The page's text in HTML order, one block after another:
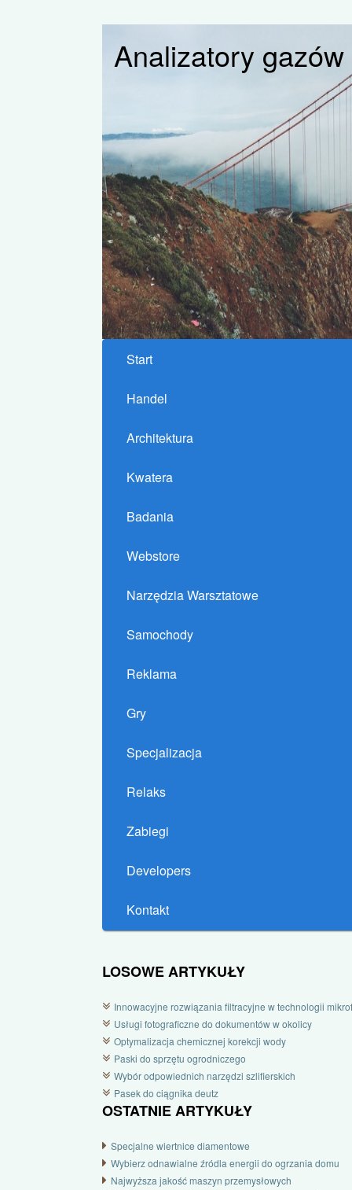
Analizatory gazów
Start
Handel
Architektura
Kwatera
Badania
Webstore
Narzędzia Warsztatowe
Samochody
Reklama
Gry
Specjalizacja
Relaks
Zabiegi
Developers
Kontakt
LOSOWE ARTYKUŁY
Innowacyjne rozwiązania filtracyjne w technologii
Usługi fotograficzne do dokumentów w okolicy
Optymalizacja chemicznej korekcji wody
Paski do sprzętu ogrodniczego
Wybór odpowiednich narzędzi szlifierskich
Pasek do ciągnika deutz
OSTATNIE ARTYKUŁY
Specjalne wiertnice diamentowe
Wybierz odnawialne źródla energii do ogrzania domu
Najwyższa jakość maszyn przemysłowych